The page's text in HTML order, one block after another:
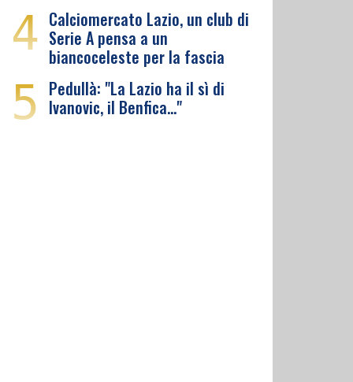
4 Calciomercato Lazio, un club di
Serie A pensa a un
biancoceleste per la fascia
5 Pedullà: "La Lazio ha il sì di
Ivanovic, il Benfica…"